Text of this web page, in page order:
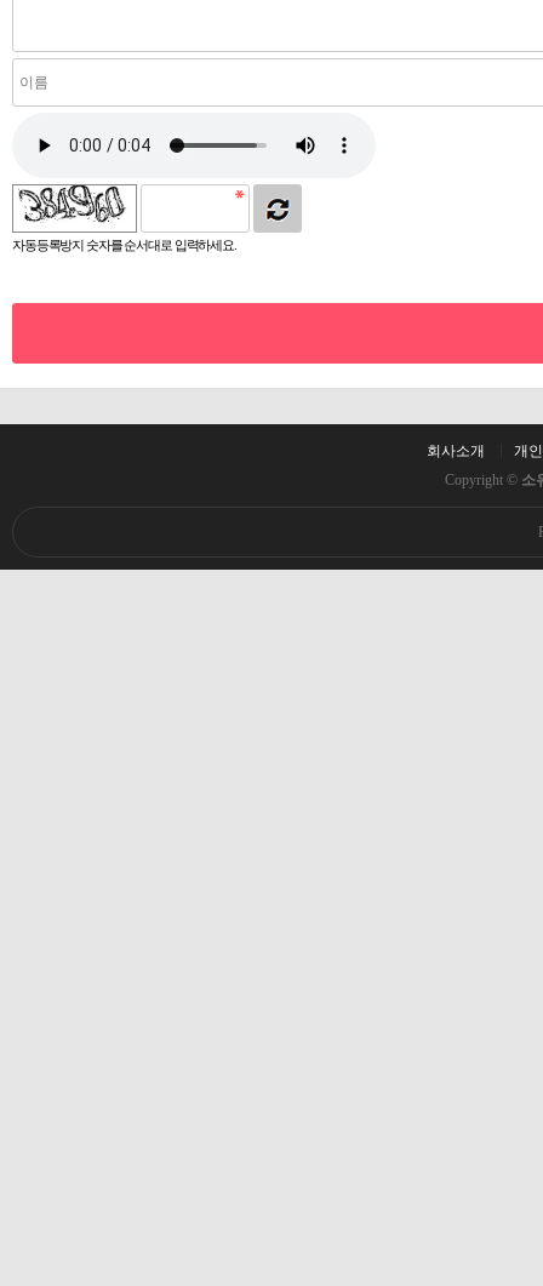
자동등록방지 숫자를 순서대로 입력하세요.
회사소개
개
Copyright © 소